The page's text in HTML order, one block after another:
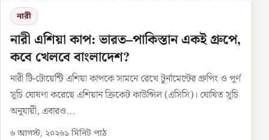
নারী
নারী এশিয়া কাপ: ভারত–পাকিস্তান একই গ্রুপে,
কবে খেলবে বাংলাদেশ?
নারী টি-টোয়েন্টি এশিয়া কাপকে সামনে রেখে টুর্নামেন্টের গ্রুপিং ও পূর্ণ
সূচি ঘোষণা করেছে এশিয়ান ক্রিকেট কাউন্সিল (এসিসি)। ঘোষিত সূচি
অনুযায়ী, এবারও...
৬ আগস্ট, ২০২৬১ মিনিট পাঠ